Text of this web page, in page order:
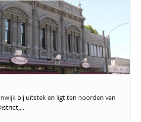
bij uitstek en ligt ten noorden van